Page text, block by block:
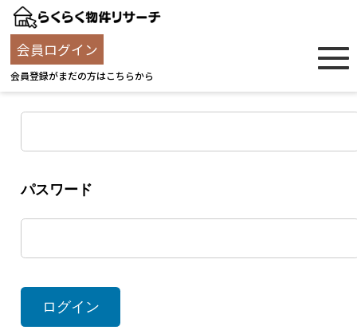
会員ログイン
会員登録がまだの方はこちらから
ユーザー名
パスワード